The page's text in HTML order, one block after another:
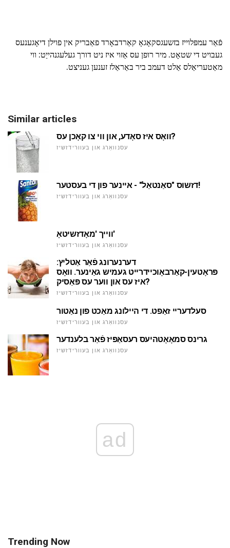
פֿאַר עמפּלוייז בזשעגסקאָגאָ קאַרדבאָרד פאַבריק אין פוילן דיאָגענעס
געבויט די שטאָט. מיר רופן עס אַזוי איז ניט דורך געלעגנהייַט: ווי
מאַטעריאַלס אַלט דעמב ביר באַראַלז זענען געניצט.
Similar articles
וואָס איז סאָדע, און ווי צו קאָכן עס?
עסנוואַרג און בעוורידזשיז
דזשוס "סאַנטאַל" - איינער פון די בעסטער!
עסנוואַרג און בעוורידזשיז
ווייך 'מאָדזשיטאָ'
עסנוואַרג און בעוורידזשיז
דערנערונג פֿאַר אַטליץ:
פּראָטעין-קאַרבאָוכיידרייט געמיש גאַינער. וואָס
איז עס און ווער עס פּאַסיק?
עסנוואַרג און בעוורידזשיז
סעלדעריי זאַפט. די היילונג מאַכט פון נאַטור
עסנוואַרג און בעוורידזשיז
גרינס סמאָאָטהיעס רעסאַפּיז פֿאַר בלענדער
עסנוואַרג און בעוורידזשיז
ad
Trending Now